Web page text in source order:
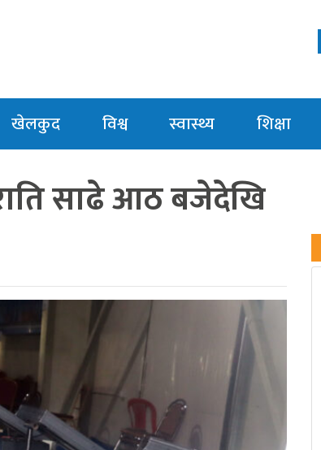
खेलकुद विश्व स्वास्थ्य शिक्षा
राति साढे आठ बजेदेखि